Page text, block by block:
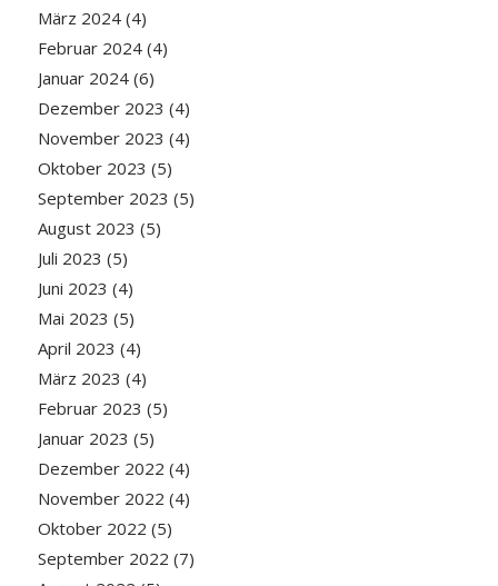
März 2024(4)
Februar 2024(4)
Januar 2024(6)
Dezember 2023 (4)
November 2023 (4)
Oktober 2023 (5)
September 2023 (5)
August 2023 (5)
Juli 2023 (5)
Juni 2023 (4)
Mai 2023 (5)
April 2023 (4)
März 2023 (4)
Februar 2023 (5)
Januar 2023 (5)
Dezember 2022 (4)
November 2022 (4)
Oktober 2022 (5)
September 2022 (7)